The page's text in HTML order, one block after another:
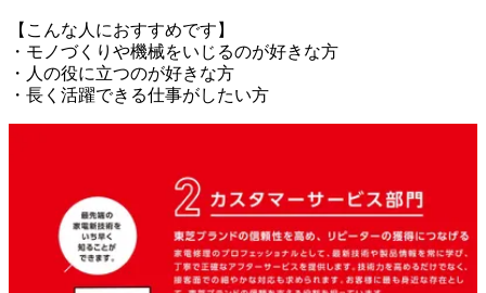
【こんな人におすすめです】
・モノづくりや機械をいじるのが好きな方
・人の役に立つのが好きな方
・長く活躍できる仕事がしたい方